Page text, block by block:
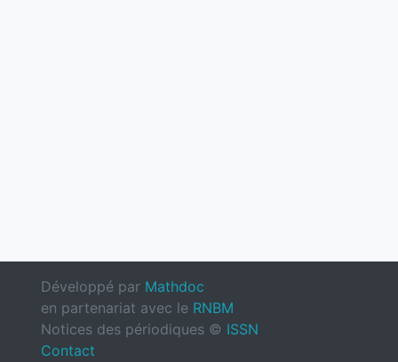
Développé par Mathdoc
en partenariat avec le RNBM
Notices des périodiques © ISSN
Contact